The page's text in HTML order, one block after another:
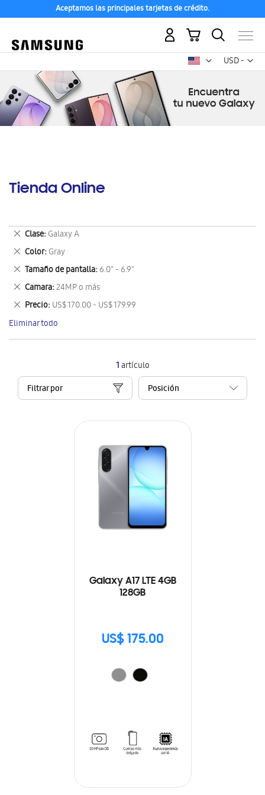
Aceptamos las principales tarjetas de crédito.
USD -
dólar
Mi carrito
Tienda Online
1artículo
Filtrar por
Galaxy A17 LTE 4GB
128GB
US$ 175.00
Clase Galaxy A
Eliminar
este
artículo
Color Gray
Eliminar
este
artículo
Tamaño de pantalla 6.0" - 6.9"
Eliminar
este
artículo
Camara 24MP o más
Eliminar
este
artículo
Precio US$ 170.00 - US$ 179.99
Eliminar
este
artículo
Eliminar todo